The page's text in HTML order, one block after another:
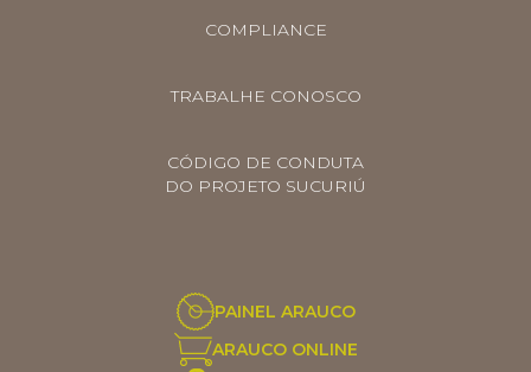
COMPLIANCE
TRABALHE CONOSCO
CÓDIGO DE CONDUTA
DO PROJETO SUCURIÚ
PAINEL ARAUCO
ARAUCO ONLINE